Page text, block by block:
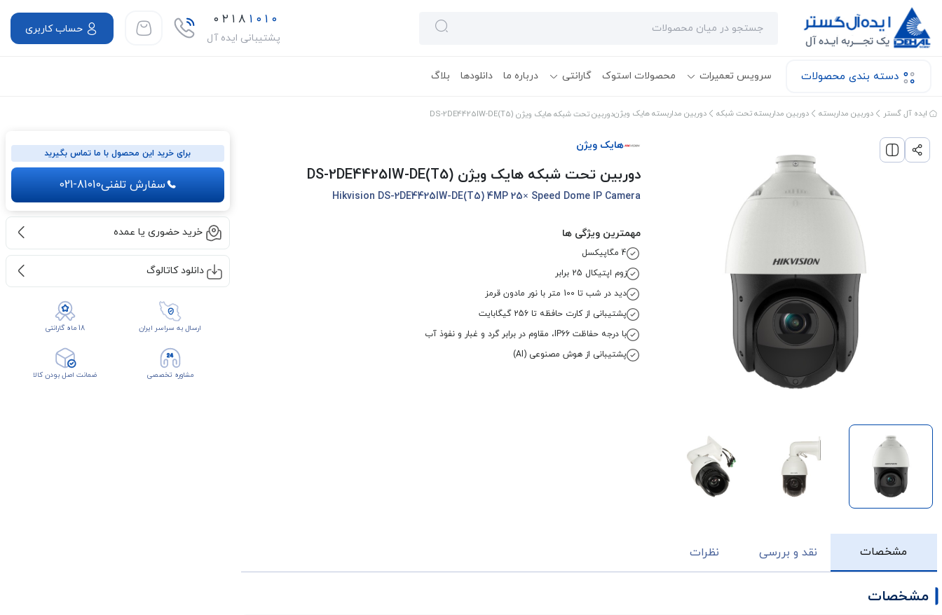
۰۲۱۸ ۱۰۱۰
پشتیبانی ایده آل
حساب کاربری
دسته بندی محصولات سرویس تعمیرات محصولات استوک گارانتی درباره ما دانلودها بلاگ
ایده آل گستر دوربین مداربسته دوربین مداربسته تحت شبکه دوربین مداربسته هایک ویژندوربین تحت شبکه هایک ویژن DS-2DE4425IW-DE(T5)
هایک ویژن
دوربین تحت شبکه هایک ویژن DS-2DE4425IW-DE(T5)
Hikvision DS-2DE4425IW-DE(T5) 4MP 25× Speed Dome IP Camera
مهمترین ویژگی ها
4 مگاپیکسل
زوم اپتیکال 25 برابر
دید در شب تا 100 متر با نور مادون قرمز
پشتیبانی از کارت حافظه تا 256 گیگابایت
با درجه حفاظت IP66، مقاوم در برابر گرد و غبار و نفوذ آب
پشتیبانی از هوش مصنوعی (AI)
مشخصات نقد و بررسی نظرات
مشخصات
برای خرید این محصول با ما تماس بگیرید
سفارش تلفنی021-81010
خرید حضوری یا عمده
دانلود کاتالوگ
ارسال به سراسر ایران 18 ماه گارانتی
مشاوره تخصصی ضمانت اصل بودن کالا